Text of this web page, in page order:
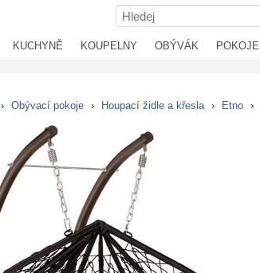
KUCHYNĚ KOUPELNY OBÝVÁK POKOJE
› Obývací pokoje › Houpací židle a křesla › Etno ›